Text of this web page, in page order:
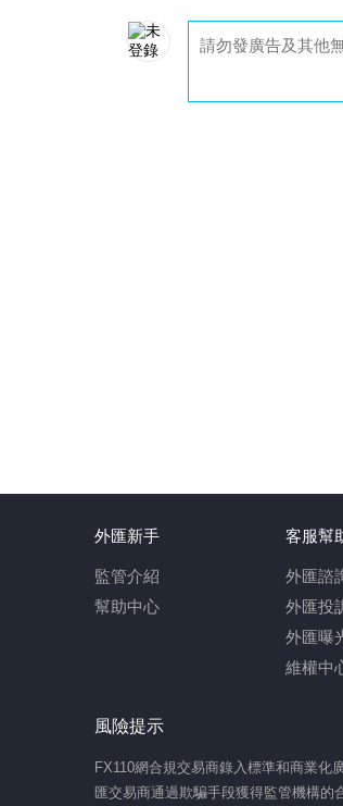
外匯新手
監管介紹
幫助中心
客服幫
外匯諮
外匯投
外匯曝
維權中
風險提示
FX110網合規交易商錄入標準和商業化
匯交易商通過欺騙手段獲得監管機構